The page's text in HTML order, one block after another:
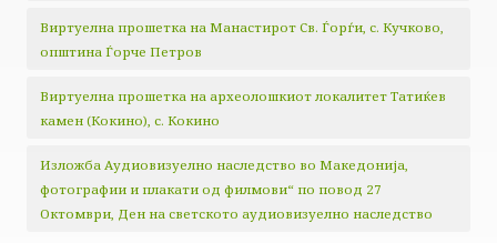
Виртуелна прошетка на Манастирот Св. Ѓорѓи, с. Кучково,
општина Ѓорче Петров
Виртуелна прошетка на археолошкиот локалитет Татиќев
камен (Кокино), с. Кокино
Изложба Аудиовизуелно наследство во Македонија,
фотографии и плакати од филмови“ по повод 27
Октомври, Ден на светското аудиовизуелно наследство